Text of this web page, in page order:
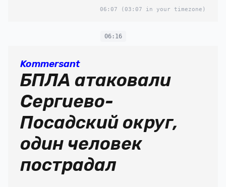
06:07 (03:07 in your timezone)
06:16
Kommersant
БПЛА атаковали
Сергиево-
Посадский округ,
один человек
пострадал